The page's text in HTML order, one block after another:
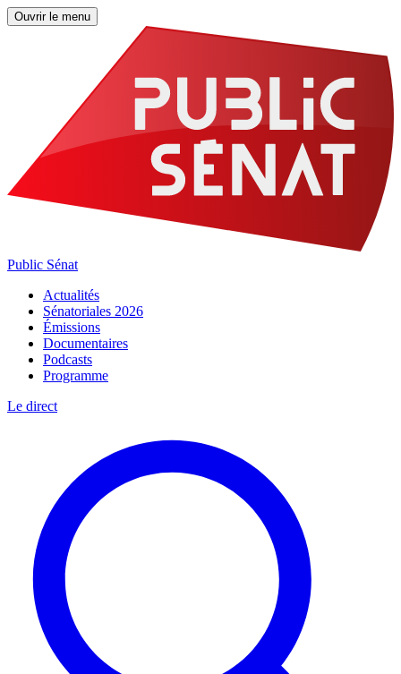
Ouvrir le menu
Public Sénat
Actualités
Sénatoriales 2026
Émissions
Documentaires
Podcasts
Programme
Le direct